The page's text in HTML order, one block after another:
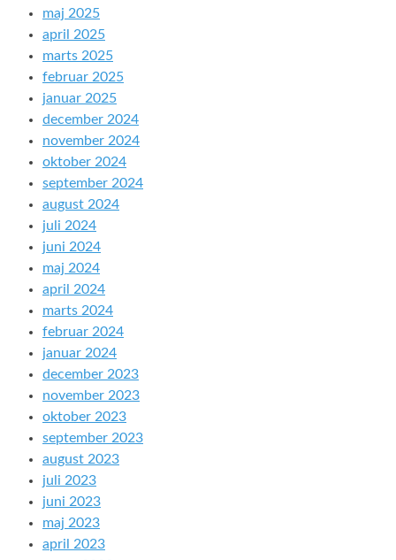
maj 2025
april 2025
marts 2025
februar 2025
januar 2025
december 2024
november 2024
oktober 2024
september 2024
august 2024
juli 2024
juni 2024
maj 2024
april 2024
marts 2024
februar 2024
januar 2024
december 2023
november 2023
oktober 2023
september 2023
august 2023
juli 2023
juni 2023
maj 2023
april 2023